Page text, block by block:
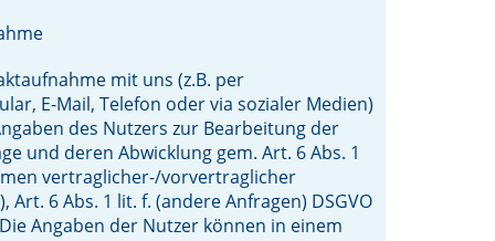
mit uns (z.B. per
E-Mail, Telefon oder via sozialer Medien)
des Nutzers zur Bearbeitung der
und deren Abwicklung gem. Art. 6 Abs. 1
vertraglicher-/vorvertraglicher
Art. 6 Abs. 1 lit. f. (andere Anfragen) DSGVO
Angaben der Nutzer können in einem